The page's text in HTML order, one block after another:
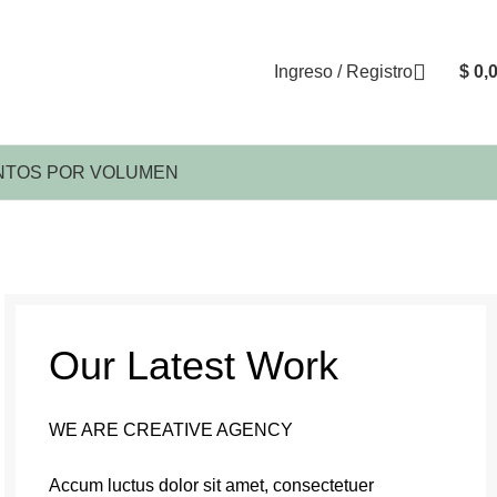
Ingreso / Registro $
POR VOLUMEN
Our Latest Work
WE ARE CREATIVE AGENCY
Accum luctus dolor sit amet, consectetuer